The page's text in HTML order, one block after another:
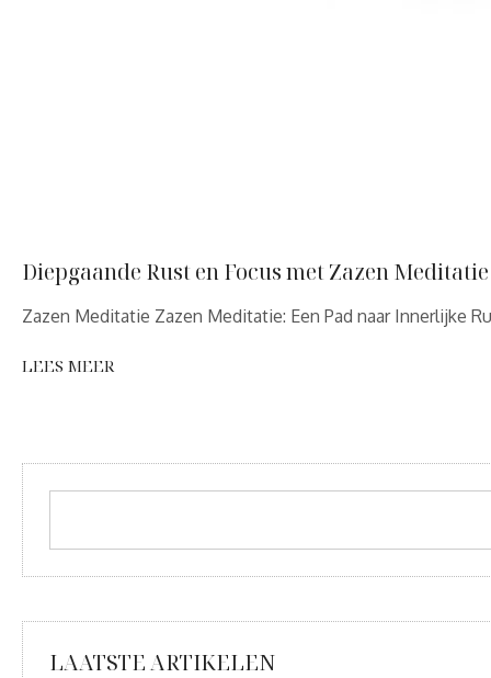
Diepgaande Rust en Focus met Zazen Meditatie
Zazen Meditatie Zazen Meditatie: Een Pad naar Innerlijke
LEES MEER
LAATSTE ARTIKELEN